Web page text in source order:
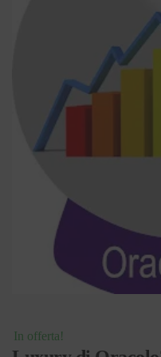
In offerta!